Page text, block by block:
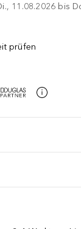
11.08.2026 bis
IN DEN
prüfen